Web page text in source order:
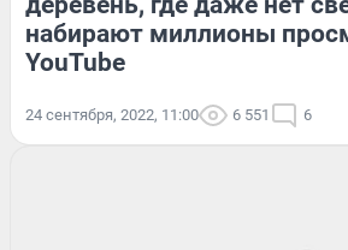
набирают миллионы
YouTube
24 сентября, 2022, 11:00 6 551 6